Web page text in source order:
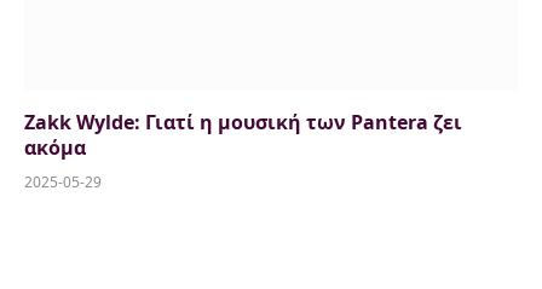
Zakk Wylde: Γιατί η μουσική των Pantera ζει
ακόμα
2025-05-29